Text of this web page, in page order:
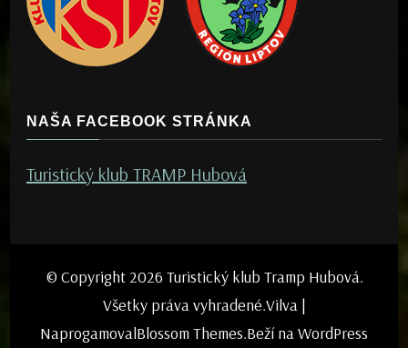
NAŠA FACEBOOK STRÁNKA
Turistický klub TRAMP Hubová
© Copyright 2026 Turistický klub Tramp Hubová.
Všetky práva vyhradené.Vilva |
NaprogamovalBlossom Themes.Beží naWordPress